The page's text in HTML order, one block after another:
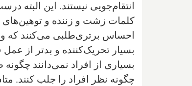
انتقام‌جویی نیستند. این البته
کلمات زشت و زننده و توهین‌های
احساس برتری‌طلبی می‌کنند که
بسیار تحریک‌کننده و بدتر از
بسیاری از افراد نمی‌دانند
چگونه نظر افراد را جلب کنند.